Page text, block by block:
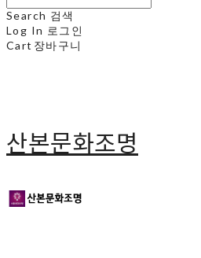
Search 검색
Log In 로그인
Cart 장바구니
산본문화조명